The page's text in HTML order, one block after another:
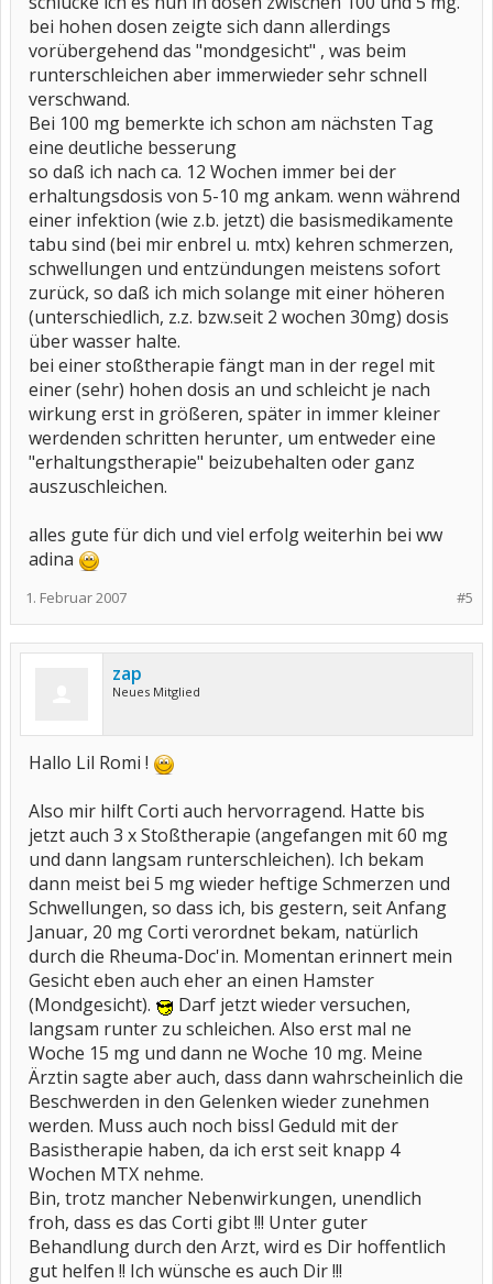
bei hohen dosen zeigte sich dann allerdings
vorübergehend das "mondgesicht" , was beim
runterschleichen aber immerwieder sehr schnell
verschwand.
Bei 100 mg bemerkte ich schon am nächsten Tag
eine deutliche besserung
so daß ich nach ca. 12 Wochen immer bei der
erhaltungsdosis von 5-10 mg ankam. wenn während
einer infektion (wie z.b. jetzt) die basismedikamente
tabu sind (bei mir enbrel u. mtx) kehren schmerzen,
schwellungen und entzündungen meistens sofort
zurück, so daß ich mich solange mit einer höheren
(unterschiedlich, z.z. bzw.seit 2 wochen 30mg) dosis
über wasser halte.
bei einer stoßtherapie fängt man in der regel mit
einer (sehr) hohen dosis an und schleicht je nach
wirkung erst in größeren, später in immer kleiner
werdenden schritten herunter, um entweder eine
"erhaltungstherapie" beizubehalten oder ganz
auszuschleichen.
alles gute für dich und viel erfolg weiterhin bei ww
adina
#5
1. Februar 2007
zap
Neues Mitglied
Hallo Lil Romi !
Also mir hilft Corti auch hervorragend. Hatte bis
jetzt auch 3 x Stoßtherapie (angefangen mit 60 mg
und dann langsam runterschleichen). Ich bekam
dann meist bei 5 mg wieder heftige Schmerzen und
Schwellungen, so dass ich, bis gestern, seit Anfang
Januar, 20 mg Corti verordnet bekam, natürlich
durch die Rheuma-Doc'in. Momentan erinnert mein
Gesicht eben auch eher an einen Hamster
(Mondgesicht).
Darf jetzt wieder versuchen,
langsam runter zu schleichen. Also erst mal ne
Woche 15 mg und dann ne Woche 10 mg. Meine
Ärztin sagte aber auch, dass dann wahrscheinlich die
Beschwerden in den Gelenken wieder zunehmen
werden. Muss auch noch bissl Geduld mit der
Basistherapie haben, da ich erst seit knapp 4
Wochen MTX nehme.
Bin, trotz mancher Nebenwirkungen, unendlich
froh, dass es das Corti gibt !!! Unter guter
Behandlung durch den Arzt, wird es Dir hoffentlich
gut helfen !! Ich wünsche es auch Dir !!!